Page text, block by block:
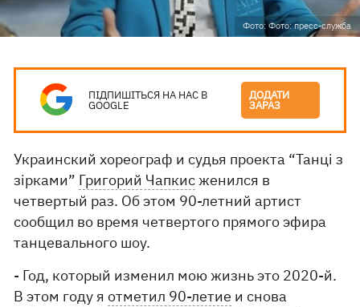
Фото: Фото: пресс-служба
ПІДПИШІТЬСЯ НА НАС В
GOOGLE
ДОДАТИ
ЗАРАЗ
Украинский хореограф и судья проекта “Танці з
зірками” Григорий Чапкисженился в
четвертый раз. Об этом 90-летний артист
сообщил во время четвертого прямого эфира
танцевального шоу.
- Год, который изменил мою жизнь это 2020-й.
В этом году яотметил 90-летие и снова